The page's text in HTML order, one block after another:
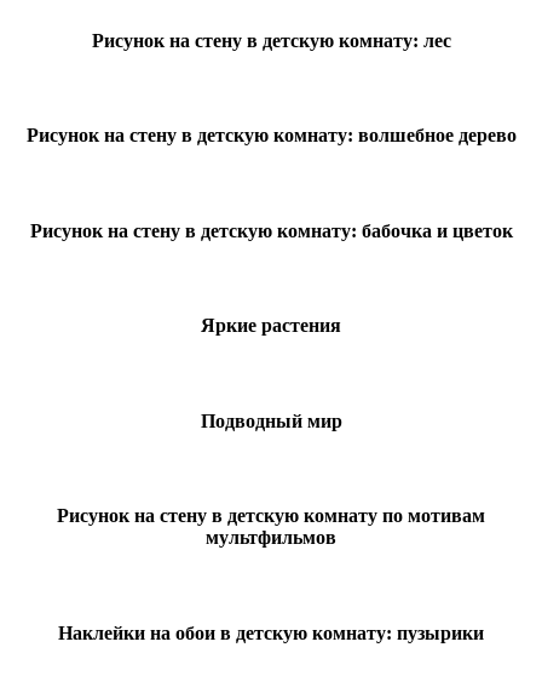
Рисунок на стену в детскую комнату: лес
Рисунок на стену в детскую комнату: волшебное дерево
Рисунок на стену в детскую комнату: бабочка и цветок
Яркие растения
Подводный мир
Рисунок на стену в детскую комнату по мотивам
мультфильмов
Наклейки на обои в детскую комнату: пузырики